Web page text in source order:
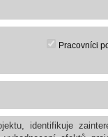
Pracovníci
identifikuje